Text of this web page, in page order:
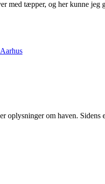
tæpper, og her kunne jeg
oplysninger om haven.